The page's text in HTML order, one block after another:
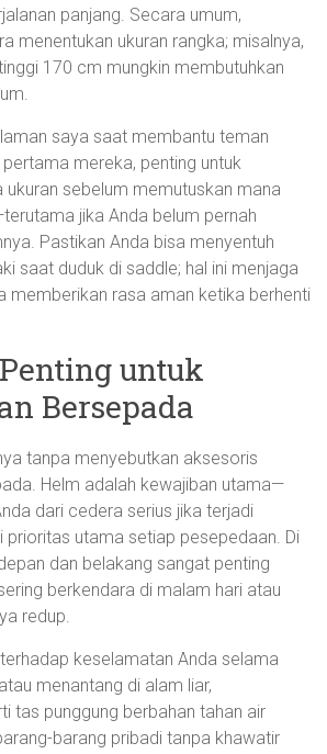
panjang. Secara umum,
menentukan ukuran rangka; misalnya,
170 cm mungkin membutuhkan
saya saat membantu teman
mereka, penting untuk
sebelum memutuskan mana
jika Anda belum pernah
Pastikan Anda bisa menyentuh
saat duduk di saddle; hal ini menjaga
memberikan rasa aman ketika berhenti
untuk
Bersepada
tanpa menyebutkan aksesoris
Helm adalah kewajiban utama—
dari cedera serius jika terjadi
prioritas utama setiap pesepedaan. Di
dan belakang sangat penting
berkendara di malam hari atau
redup.
keselamatan Anda selama
menantang di alam liar,
tas punggung berbahan tahan air
barang pribadi tanpa khawatir